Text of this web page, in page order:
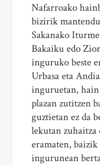
Nafarroako
bizirik
Sakanako
Bakaiku edo
inguruko beste
Urbasa eta
inguruetan,
plazan zutitzen
guztietan ez da
lekutan
eramaten,
ingurunean